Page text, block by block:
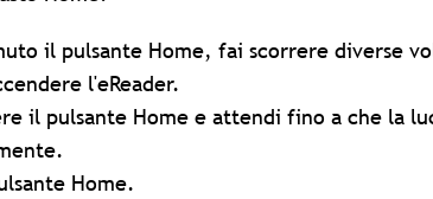
il pulsante Home, fai scorrere diverse
l'eReader.
il pulsante Home e attendi fino a che la
Home.